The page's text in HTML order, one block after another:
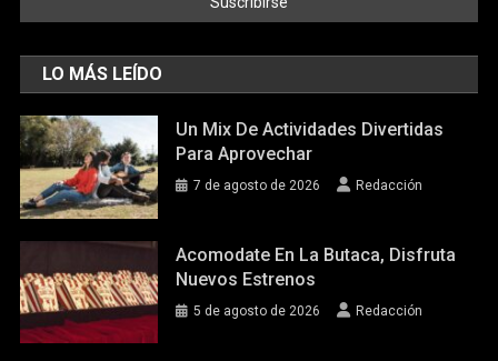
LO MÁS LEÍDO
Un Mix De Actividades Divertidas
Para Aprovechar
7 de agosto de 2026 Redacción
Acomodate En La Butaca, Disfruta
Nuevos Estrenos
5 de agosto de 2026 Redacción